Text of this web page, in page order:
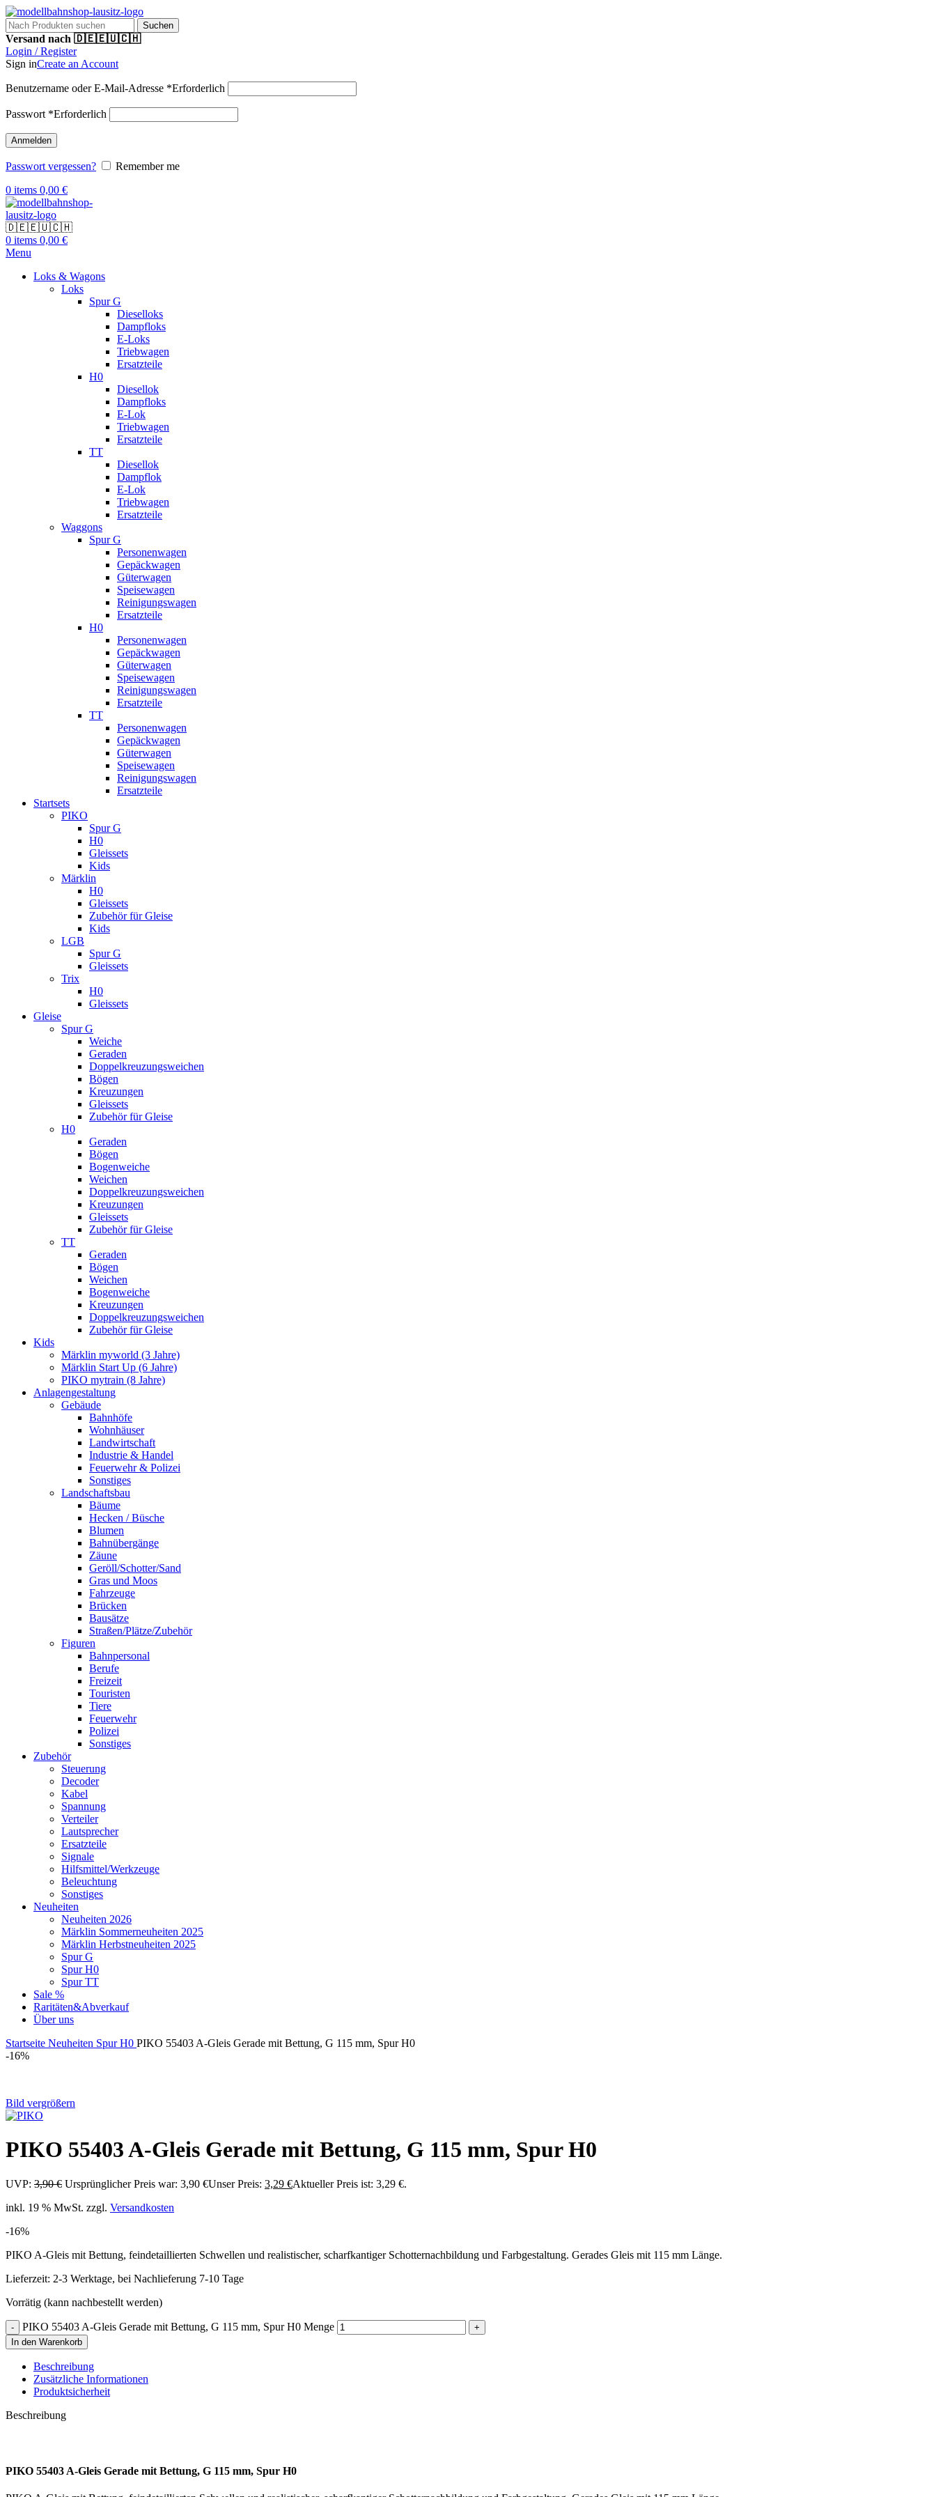
Suchen
Versand nach 🇩🇪🇪🇺🇨🇭
Login / Register
Sign inCreate an Account
Benutzername oder E-Mail-Adresse *Erforderlich
Passwort *Erforderlich
Anmelden
Passwort vergessen?
Remember me
0 items 0,00 €
🇩🇪🇪🇺🇨🇭
0 items 0,00 €
Menu
Loks & Wagons
Loks
Spur G
Dieselloks
Dampfloks
E-Loks
Triebwagen
Ersatzteile
H0
Diesellok
Dampfloks
E-Lok
Triebwagen
Ersatzteile
TT
Diesellok
Dampflok
E-Lok
Triebwagen
Ersatzteile
Waggons
Spur G
Personenwagen
Gepäckwagen
Güterwagen
Speisewagen
Reinigungswagen
Ersatzteile
H0
Personenwagen
Gepäckwagen
Güterwagen
Speisewagen
Reinigungswagen
Ersatzteile
TT
Personenwagen
Gepäckwagen
Güterwagen
Speisewagen
Reinigungswagen
Ersatzteile
Startsets
PIKO
Spur G
H0
Gleissets
Kids
Märklin
H0
Gleissets
Zubehör für Gleise
Kids
LGB
Spur G
Gleissets
Trix
H0
Gleissets
Gleise
Spur G
Weiche
Geraden
Doppelkreuzungsweichen
Bögen
Kreuzungen
Gleissets
Zubehör für Gleise
H0
Geraden
Bögen
Bogenweiche
Weichen
Doppelkreuzungsweichen
Kreuzungen
Gleissets
Zubehör für Gleise
TT
Geraden
Bögen
Weichen
Bogenweiche
Kreuzungen
Doppelkreuzungsweichen
Zubehör für Gleise
Kids
Märklin myworld (3 Jahre)
Märklin Start Up (6 Jahre)
PIKO mytrain (8 Jahre)
Anlagengestaltung
Gebäude
Bahnhöfe
Wohnhäuser
Landwirtschaft
Industrie & Handel
Feuerwehr & Polizei
Sonstiges
Landschaftsbau
Bäume
Hecken / Büsche
Blumen
Bahnübergänge
Zäune
Geröll/Schotter/Sand
Gras und Moos
Fahrzeuge
Brücken
Bausätze
Straßen/Plätze/Zubehör
Figuren
Bahnpersonal
Berufe
Freizeit
Touristen
Tiere
Feuerwehr
Polizei
Sonstiges
Zubehör
Steuerung
Decoder
Kabel
Spannung
Verteiler
Lautsprecher
Ersatzteile
Signale
Hilfsmittel/Werkzeuge
Beleuchtung
Sonstiges
Neuheiten
Neuheiten 2026
Märklin Sommerneuheiten 2025
Märklin Herbstneuheiten 2025
Spur G
Spur H0
Spur TT
Sale %
Raritäten&Abverkauf
Über uns
Startseite Neuheiten Spur H0 PIKO 55403 A-Gleis Gerade mit Bettung, G 115 mm, Spur H0
-16%
Bild vergrößern
PIKO 55403 A-Gleis Gerade mit Bettung, G 115 mm, Spur H0
UVP: 3,90€ Ursprünglicher Preis war: 3,90 €Unser Preis: 3,29 €Aktueller Preis ist: 3,29 €.
inkl. 19 % MwSt. zzgl. Versandkosten
-16%
PIKO A-Gleis mit Bettung, feindetaillierten Schwellen und realistischer, scharfkantiger Schotternachbildung und Farbgestaltung. Gerades Gleis mit 115 mm Länge.
Lieferzeit: 2-3 Werktage, bei Nachlieferung 7-10 Tage
Vorrätig (kann nachbestellt werden)
PIKO 55403 A-Gleis Gerade mit Bettung, G 115 mm, Spur H0 Menge
In den Warenkorb
Beschreibung
Zusätzliche Informationen
Produktsicherheit
Beschreibung
PIKO 55403 A-Gleis Gerade mit Bettung, G 115 mm, Spur H0